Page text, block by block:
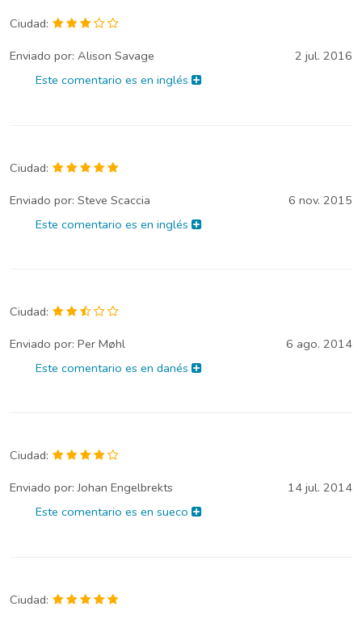
Ciudad:
Enviado por: Alison Savage
2 jul. 2016
Este comentario es en inglés
Ciudad:
Enviado por: Steve Scaccia
6 nov. 2015
Este comentario es en inglés
Ciudad:
Enviado por: Per Møhl
6 ago. 2014
Este comentario es en danés
Ciudad:
Enviado por:Johan Engelbrekts
14 jul. 2014
Este comentario es en sueco
Ciudad: